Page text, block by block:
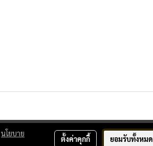
นโยบาย
ตั้งค่าคุกกี้ ยอมรับทั้งหมด